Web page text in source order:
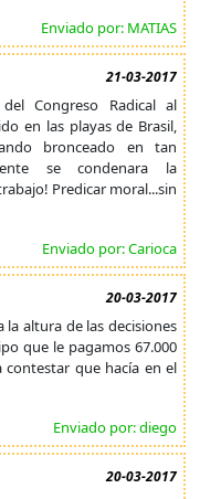
Enviado por: MATIAS
21-03-2017
Congreso Radical al
en las playas de Brasil,
bronceado en tan
se condenara la
Predicar moral...sin
Enviado por: Carioca
20-03-2017
altura de las decisiones
que le pagamos 67.000
que hacía en el
Enviado por: diego
20-03-2017